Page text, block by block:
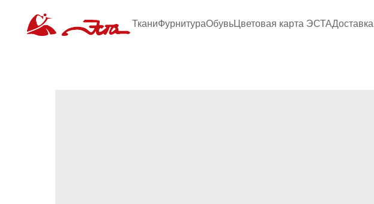
ТканиФурнитураОбувьЦветовая карта ЭСТАДоставка